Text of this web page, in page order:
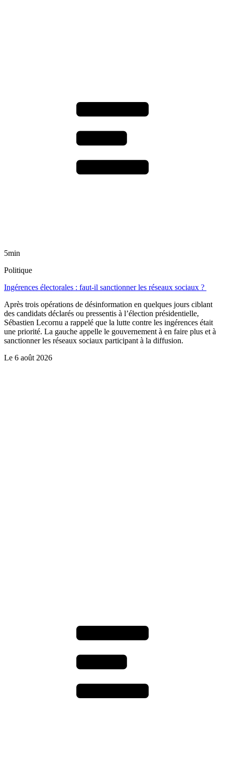
5min
Politique
Ingérences électorales : faut-il sanctionner les réseaux sociaux ?
Après trois opérations de désinformation en quelques jours ciblant
des candidats déclarés ou pressentis à l’élection présidentielle,
Sébastien Lecornu a rappelé que la lutte contre les ingérences était
une priorité. La gauche appelle le gouvernement à en faire plus et à
sanctionner les réseaux sociaux participant à la diffusion.
Le 6 août 2026